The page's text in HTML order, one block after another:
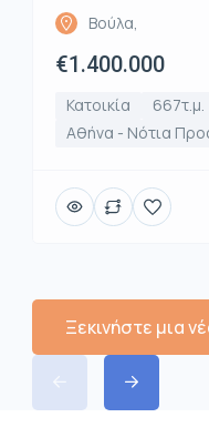
Βούλα,
€1.400.000
Κατοικία 667τ.μ.
Αθήνα - Νότια
Ξεκινήστε μια